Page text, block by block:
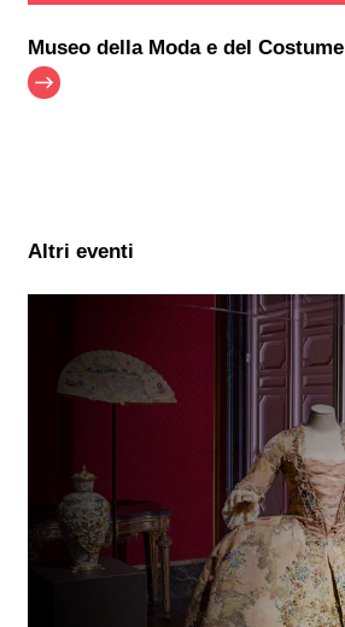
Museo della Moda e del Costume
Altri eventi